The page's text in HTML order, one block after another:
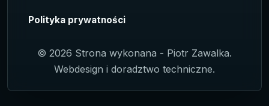
Polityka prywatności
© 2026 Strona wykonana - Piotr Zawalka.
Webdesign i doradztwo techniczne.